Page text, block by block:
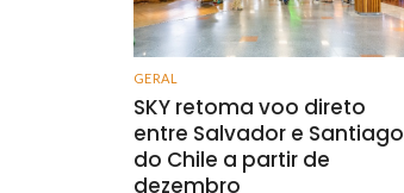
GERAL
SKY retoma voo direto
entre Salvador e Santiago
do Chile a partir de
dezembro